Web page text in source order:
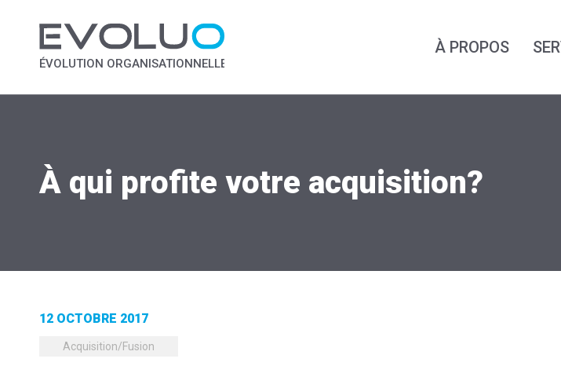
ÉVOLUTION ORGANISATIONNELLE
À PROPOS
À qui profite votre acquisition?
12 OCTOBRE 2017
Acquisition/Fusion